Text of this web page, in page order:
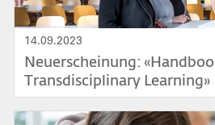
14.09.2023
Neuerscheinung:
Transdisciplinary Learning»
Bild